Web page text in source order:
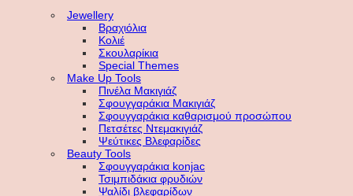
Jewellery
Βραχιόλια
Κολιέ
Σκουλαρίκια
Special Themes
Make Up Tools
Πινέλα Μακιγιάζ
Σφουγγαράκια Μακιγιάζ
Σφουγγαράκια καθαρισμού προσώπου
Πετσέτες Ντεμακιγιάζ
Ψεύτικες Βλεφαρίδες
Beauty Tools
Σφουγγαράκια konjac
Τσιμπιδάκια φρυδιών
Ψαλίδι βλεφαρίδων